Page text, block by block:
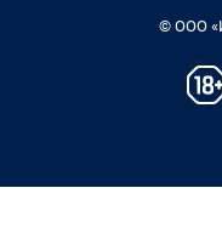
© ООО